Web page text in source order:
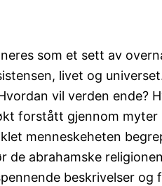
som et sett av
livet og
vil verden ende?
forstått gjennom myter
menneskeheten
de abrahamske
beskrivelser